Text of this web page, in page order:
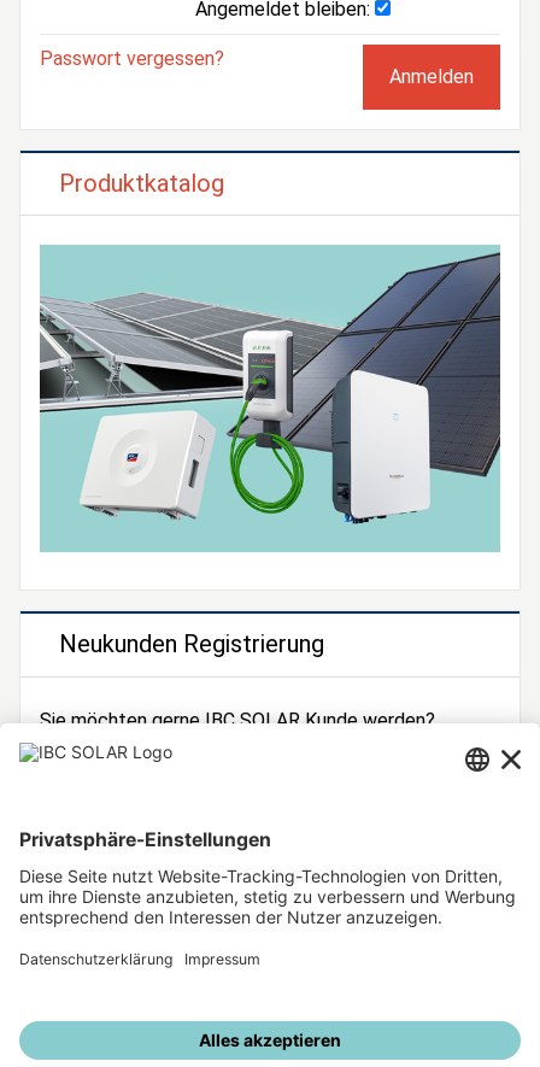
Angemeldet bleiben:
Passwort vergessen?
Produktkatalog
Neukunden Registrierung
Sie möchten gerne IBC SOLAR Kunde werden?
Dann registrieren Sie sich jetzt!
Unsere weiteren Angebote
IBC SOLAR Webseite